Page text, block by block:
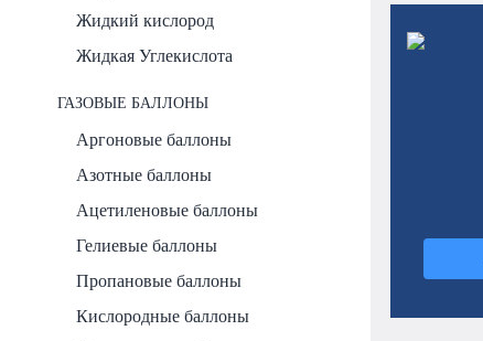
Жидкий кислород
Жидкая Углекислота
ГАЗОВЫЕ БАЛЛОНЫ
Аргоновые баллоны
Азотные баллоны
Ацетиленовые баллоны
Гелиевые баллоны
Пропановые баллоны
Кислородные баллоны